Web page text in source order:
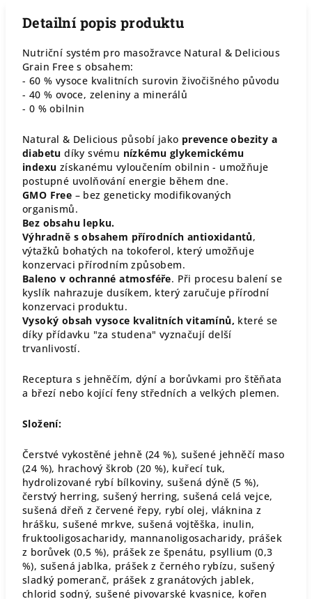
Detailní popis produktu
Nutriční systém pro masožravce Natural & Delicious
Grain Free s obsahem:
- 60 % vysoce kvalitních surovin živočišného původu
- 40 % ovoce, zeleniny a minerálů
- 0 % obilnin
Natural & Delicious působí jako prevence obezity a
diabetudíky svému nízkému glykemickému
indexu získanému vyloučením obilnin - umožňuje
postupné uvolňování energie během dne.
GMO Free – bez geneticky modifikovaných
organismů.
Bez obsahu lepku.
Výhradně s obsahem přírodních antioxidantů,
výtažků bohatých na tokoferol, který umožňuje
konzervaci přírodním způsobem.
Baleno v ochranné atmosféře. Při procesu balení se
kyslík nahrazuje dusíkem, který zaručuje přírodní
konzervaci produktu.
Vysoký obsah vysoce kvalitních vitamínů, které se
díky přídavku "za studena" vyznačují delší
trvanlivostí.
Receptura s jehněčím, dýní a borůvkami pro štěňata
a březí nebo kojící feny středních a velkých plemen.
Složení:
Čerstvé vykostěné jehně (24 %), sušené jehněčí maso
(24 %), hrachový škrob (20 %), kuřecí tuk,
hydrolizované rybí bílkoviny, sušená dýně (5 %),
čerstvý herring, sušený herring, sušená celá vejce,
sušená dřeň z červené řepy, rybí olej, vláknina z
hrášku, sušené mrkve, sušená vojtěška, inulin,
fruktooligosacharidy, mannanoligosacharidy, prášek
z borůvek (0,5 %), prášek ze špenátu, psyllium (0,3
%), sušená jablka, prášek z černého rybízu, sušený
sladký pomeranč, prášek z granátových jablek,
chlorid sodný, sušené pivovarské kvasnice, kořen